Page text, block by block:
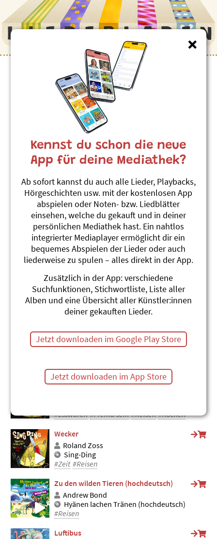
Kinderlieder zum Thema
”Reisen”
D'Ackerschüchi Barbara
Linard Bardill
Was i nid weiss, weiss mini Geiss
#Fernweh #Mut #Reisen #Weltreise
Zauberschiff
Juni Nami
1000 Füess
#Schiff #Fantasie #Reisen
Wältreis
Andrew Bond
Reisefieber
#Reisen #Weltreise
Bewegti Träum
Christian Schenker und Grüüveli
Tüüfeli
Gwunderfitz
#Träume #Reisen #Fernweh
Reisefieber (hochdeutsch)
Andrew Bond
Birchermüesli
#Esswaren #Fremd sein #Reisen #Kochen
Wecker
Roland Zoss
Sing-Ding
#Zeit #Reisen
Zu den wilden Tieren (hochdeutsch)
Andrew Bond
Hyänen lachen Tränen (hochdeutsch)
#Reisen
Luftibus
Kennst du schon die neue
App für deine Mediathek?
Ab sofort kannst du auch alle Lieder, Playbacks,
Hörgeschichten usw. mit der kostenlosen App
abspielen oder Noten- bzw. Liedblätter
einsehen, welche du gekauft und in deiner
persönlichen Mediathek hast. Ein nahtlos
integrierter Mediaplayer ermöglicht dir ein
bequemes Abspielen der Lieder oder auch
liederweise zu spulen – alles direkt in der App.
Zusätzlich in der App: verschiedene
Suchfunktionen, Stichwortliste, Liste aller
Alben und eine Übersicht aller Künstler:innen
deiner gekauften Lieder.
Jetzt downloaden im Google Play Store
Jetzt downloaden im App Store